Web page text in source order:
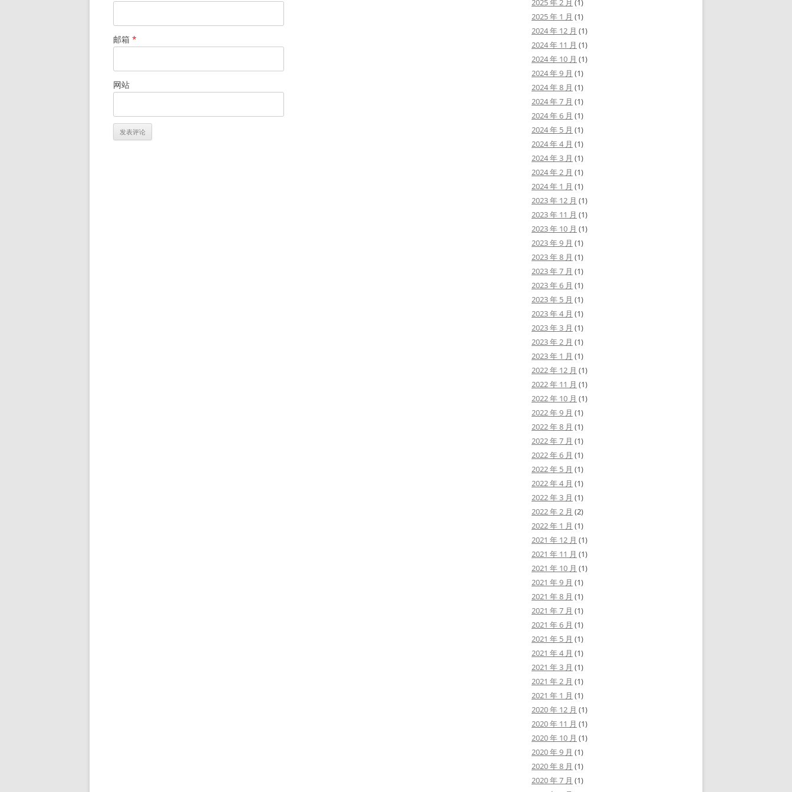
邮箱 *
网站
2025 年 2 月 (1)
2025 年 1 月 (1)
2024 年 12 月 (1)
2024 年 11 月 (1)
2024 年 10 月 (1)
2024 年 9 月 (1)
2024 年 8 月 (1)
2024 年 7 月 (1)
2024 年 6 月 (1)
2024 年 5 月 (1)
2024 年 4 月 (1)
2024 年 3 月 (1)
2024 年 2 月 (1)
2024 年 1 月 (1)
2023 年 12 月 (1)
2023 年 11 月 (1)
2023 年 10 月 (1)
2023 年 9 月 (1)
2023 年 8 月 (1)
2023 年 7 月 (1)
2023 年 6 月 (1)
2023 年 5 月 (1)
2023 年 4 月 (1)
2023 年 3 月 (1)
2023 年 2 月 (1)
2023 年 1 月 (1)
2022 年 12 月 (1)
2022 年 11 月 (1)
2022 年 10 月 (1)
2022 年 9 月 (1)
2022 年 8 月 (1)
2022 年 7 月 (1)
2022 年 6 月 (1)
2022 年 5 月 (1)
2022 年 4 月 (1)
2022 年 3 月 (1)
2022 年 2 月 (2)
2022 年 1 月 (1)
2021 年 12 月 (1)
2021 年 11 月 (1)
2021 年 10 月 (1)
2021 年 9 月 (1)
2021 年 8 月 (1)
2021 年 7 月 (1)
2021 年 6 月 (1)
2021 年 5 月 (1)
2021 年 4 月 (1)
2021 年 3 月 (1)
2021 年 2 月 (1)
2021 年 1 月 (1)
2020 年 12 月 (1)
2020 年 11 月 (1)
2020 年 10 月 (1)
2020 年 9 月 (1)
2020 年 8 月 (1)
2020 年 7 月 (1)